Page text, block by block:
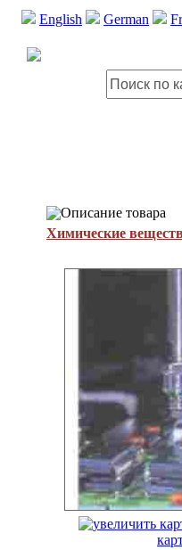
English German
Описание товара
Химические